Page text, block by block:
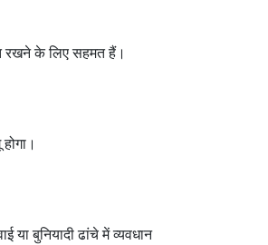
रखने के लिए सहमत हैं।
बुनियादी ढांचे में व्यवधान